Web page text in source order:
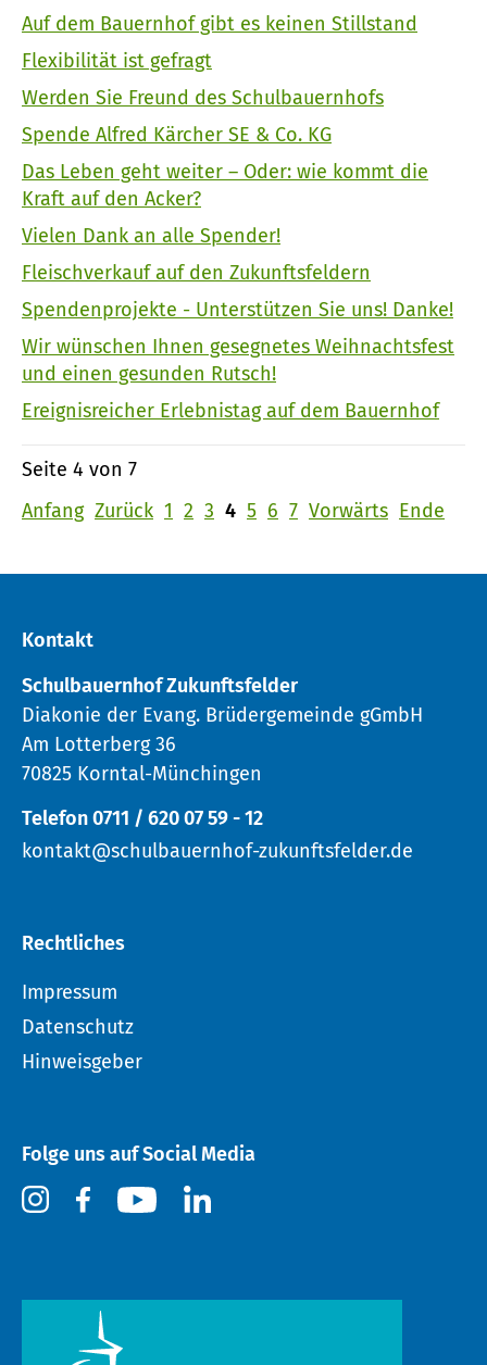
Auf dem Bauernhof gibt es keinen Stillstand
Flexibilität ist gefragt
Werden Sie Freund des Schulbauernhofs
Spende Alfred Kärcher SE & Co. KG
Das Leben geht weiter – Oder: wie kommt die
Kraft auf den Acker?
Vielen Dank an alle Spender!
Fleischverkauf auf den Zukunftsfeldern
Spendenprojekte - Unterstützen Sie uns! Danke!
Wir wünschen Ihnen gesegnetes Weihnachtsfest
und einen gesunden Rutsch!
Ereignisreicher Erlebnistag auf dem Bauernhof
Seite 4 von 7
Anfang Zurück 1 2 3 4 5 6 7 Vorwärts Ende
Kontakt
Schulbauernhof Zukunftsfelder
Diakonie der Evang. Brüdergemeinde gGmbH
Am Lotterberg 36
70825 Korntal-Münchingen
Telefon 0711 / 620 07 59 - 12
kontakt@schulbauernhof-zukunftsfelder.de
Rechtliches
Impressum
Datenschutz
Hinweisgeber
Folge uns auf Social Media